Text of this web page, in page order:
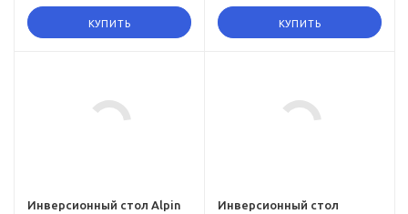
КУПИТЬ КУПИТЬ
Инверсионный стол Alpin
www.omegagym.ru,
Инверсионный стол